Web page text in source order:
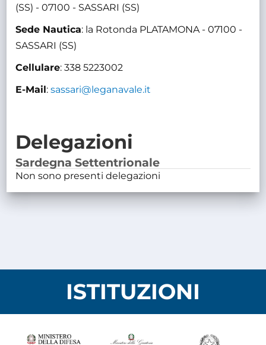
(SS) - 07100 - SASSARI (SS)
Sede Nautica: la Rotonda PLATAMONA - 07100 -
SASSARI (SS)
Cellulare: 338 5223002
E-Mail:sassari@leganavale.it
Delegazioni
Sardegna Settentrionale
Non sono presenti delegazioni
ISTITUZIONI